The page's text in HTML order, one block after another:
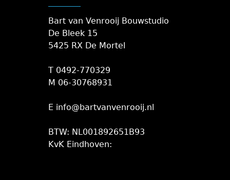
Bart van Venrooij Bouwstudio
De Bleek 15
5425 RX De Mortel
T 0492-770329
M 06-30768931
E info@bartvanvenrooij.nl
BTW: NL001892651B93
KvK Eindhoven: